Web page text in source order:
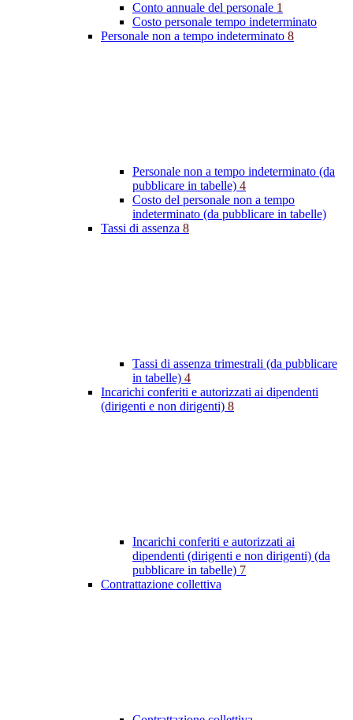
Conto annuale del personale 1
Costo personale tempo indeterminato
Personale non a tempo indeterminato 8
Personale non a tempo indeterminato (da
pubblicare in tabelle) 4
Costo del personale non a tempo
indeterminato (da pubblicare in tabelle)
Tassi di assenza 8
Tassi di assenza trimestrali (da pubblicare
in tabelle) 4
Incarichi conferiti e autorizzati ai dipendenti
(dirigenti e non dirigenti) 8
Incarichi conferiti e autorizzati ai
dipendenti (dirigenti e non dirigenti) (da
pubblicare in tabelle) 7
Contrattazione collettiva